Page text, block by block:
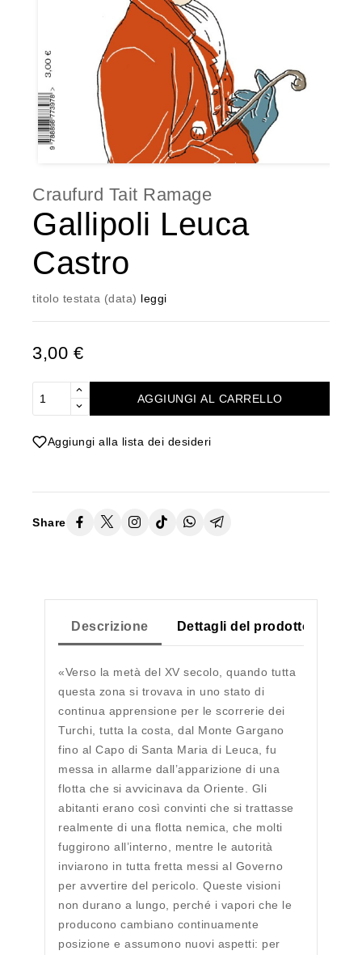
Craufurd Tait Ramage
Gallipoli Leuca
Castro
titolo testata (data) leggi
3,00 €
AGGIUNGI AL CARRELLO
Aggiungi alla lista dei desideri
Share
Descrizione Dettagli del prodotto
«Verso la metà del XV secolo, quando tutta
questa zona si trovava in uno stato di
continua apprensione per le scorrerie dei
Turchi, tutta la costa, dal Monte Gargano
fino al Capo di Santa Maria di Leuca, fu
messa in allarme dall’apparizione di una
flotta che si avvicinava da Oriente. Gli
abitanti erano così convinti che si trattasse
realmente di una flotta nemica, che molti
fuggirono all’interno, mentre le autorità
inviarono in tutta fretta messi al Governo
per avvertire del pericolo. Queste visioni
non durano a lungo, perché i vapori che le
producono cambiano continuamente
posizione e assumono nuovi aspetti: per